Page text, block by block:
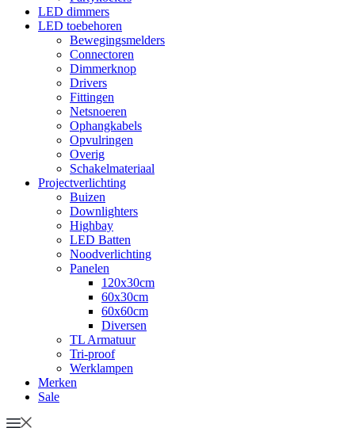
LED dimmers
LED toebehoren
Bewegingsmelders
Connectoren
Dimmerknop
Drivers
Fittingen
Netsnoeren
Ophangkabels
Opvulringen
Overig
Schakelmateriaal
Projectverlichting
Buizen
Downlighters
Highbay
LED Batten
Noodverlichting
Panelen
120x30cm
60x30cm
60x60cm
Diversen
TL Armatuur
Tri-proof
Werklampen
Merken
Sale